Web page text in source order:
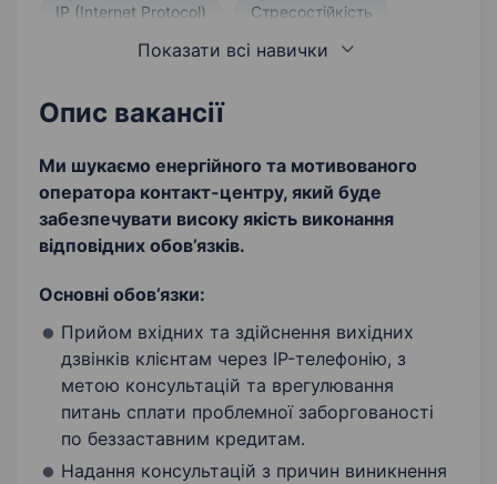
IP (Internet Protocol) Стресостійкість
Робота з базою даних
Грамотна усна та письмова мова
Здійснення вихідних дзвінків
Орієнтація на результат
Показати всі навички
Опис вакансії
Ми шукаємо енергійного та мотивованого
оператора контакт-центру, який буде
забезпечувати високу якість виконання
відповідних обов’язків.
Основні обов’язки:
Прийом вхідних та здійснення вихідних
дзвінків клієнтам через IP-телефонію, з
метою консультацій та врегулювання
питань сплати проблемної заборгованості
по беззаставним кредитам.
Надання консультацій з причин виникнення